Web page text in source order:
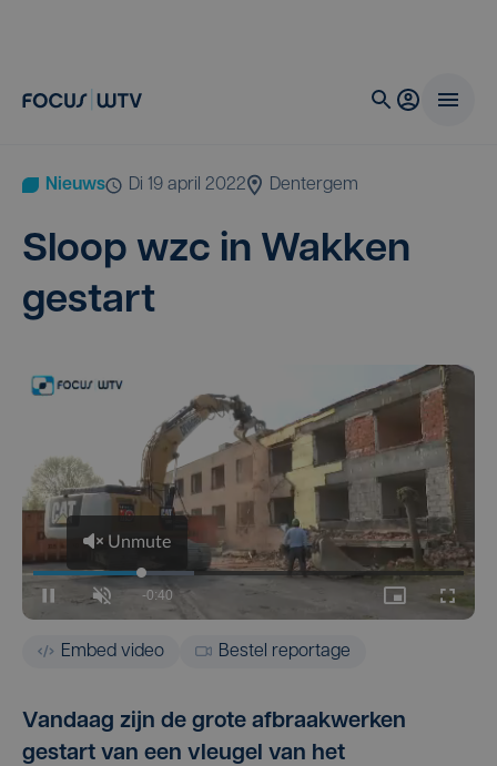
Nieuws di 19 april 2022 Dentergem
Sloop wzc in Wak­ken
gestart
Embed video Bestel reportage
Vandaag zijn de grote afbraakwerken
gestart van een vleugel van het